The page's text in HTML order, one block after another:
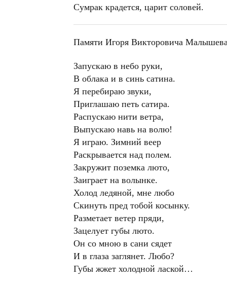
Сумрак крадется, царит соловей.
Памяти Игоря Викторовича
Запускаю в небо руки,
В облака и в синь сатина.
Я перебираю звуки,
Приглашаю петь сатира.
Распускаю нити ветра,
Выпускаю навь на волю!
Я играю. Зимний веер
Раскрывается над полем.
Закружит поземка люто,
Заиграет на волынке.
Холод ледяной, мне любо
Скинуть пред тобой косынку.
Разметает ветер пряди,
Зацелует губы люто.
Он со мною в сани сядет
И в глаза заглянет. Любо?
Губы жжет холодной лаской…